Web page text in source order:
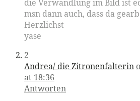
die Verwandlung im Bild ist
msn dann auch, dass da
Herzlichst
yase
2
Andrea/ die Zitronenfalterin
at 18:36
Antworten